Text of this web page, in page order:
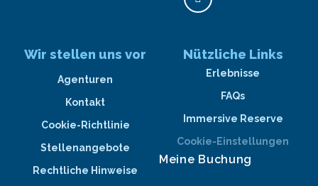
Wir stellen uns vor
Agenturen
Kontakt
Cookie-Richtlinie
Stellenangebote
Rechtliche Hinweise
Nützliche Links
Erlebnisse
FAQs
Immersive Reserve
Cookie-Einstellungen
Meine Buchung